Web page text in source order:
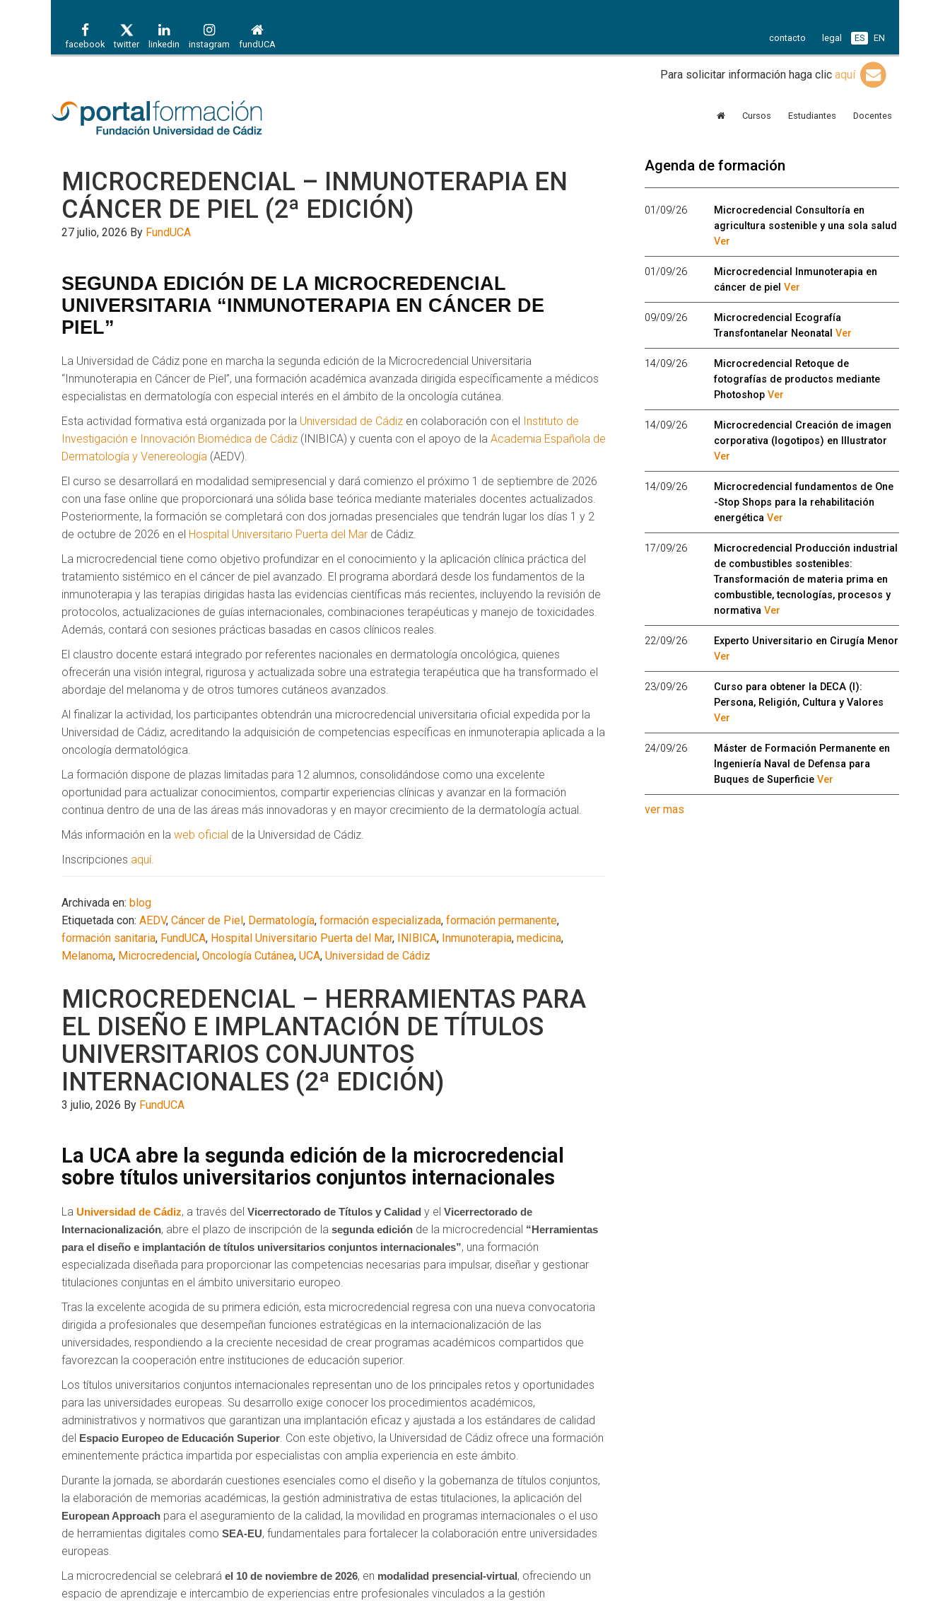
facebook twitter linkedin instagram fundUCA
contacto legal ES EN
Para solicitar información haga clicaquí
Cursos Estudiantes Docentes
MICROCREDENCIAL – INMUNOTERAPIA EN
CÁNCER DE PIEL (2ª EDICIÓN)
27 julio, 2026 By FundUCA
SEGUNDA EDICIÓN DE LA MICROCREDENCIAL
UNIVERSITARIA “INMUNOTERAPIA EN CÁNCER DE
PIEL”
La Universidad de Cádiz pone en marcha la segunda edición de la Microcredencial Universitaria
“Inmunoterapia en Cáncer de Piel”, una formación académica avanzada dirigida específicamente a médicos
especialistas en dermatología con especial interés en el ámbito de la oncología cutánea.
Esta actividad formativa está organizada por la Universidad de Cádiz en colaboración con el Instituto de
Investigación e Innovación Biomédica de Cádiz (INIBICA) y cuenta con el apoyo de la Academia Española de
Dermatología y Venereología (AEDV).
El curso se desarrollará en modalidad semipresencial y dará comienzo el próximo 1 de septiembre de 2026
con una fase online que proporcionará una sólida base teórica mediante materiales docentes actualizados.
Posteriormente, la formación se completará con dos jornadas presenciales que tendrán lugar los días 1 y 2
de octubre de 2026 en el Hospital Universitario Puerta del Mar de Cádiz.
La microcredencial tiene como objetivo profundizar en el conocimiento y la aplicación clínica práctica del
tratamiento sistémico en el cáncer de piel avanzado. El programa abordará desde los fundamentos de la
inmunoterapia y las terapias dirigidas hasta las evidencias científicas más recientes, incluyendo la revisión de
protocolos, actualizaciones de guías internacionales, combinaciones terapéuticas y manejo de toxicidades.
Además, contará con sesiones prácticas basadas en casos clínicos reales.
El claustro docente estará integrado por referentes nacionales en dermatología oncológica, quienes
ofrecerán una visión integral, rigurosa y actualizada sobre una estrategia terapéutica que ha transformado el
abordaje del melanoma y de otros tumores cutáneos avanzados.
Al finalizar la actividad, los participantes obtendrán una microcredencial universitaria oficial expedida por la
Universidad de Cádiz, acreditando la adquisición de competencias específicas en inmunoterapia aplicada a la
oncología dermatológica.
La formación dispone de plazas limitadas para 12 alumnos, consolidándose como una excelente
oportunidad para actualizar conocimientos, compartir experiencias clínicas y avanzar en la formación
continua dentro de una de las áreas más innovadoras y en mayor crecimiento de la dermatología actual.
Más información en la web oficial de la Universidad de Cádiz.
Inscripciones aquí.
Archivada en: blog
Etiquetada con: AEDV, Cáncer de Piel, Dermatología, formación especializada, formación permanente,
formación sanitaria, FundUCA, Hospital Universitario Puerta del Mar, INIBICA, Inmunoterapia, medicina,
Melanoma, Microcredencial, Oncología Cutánea, UCA, Universidad de Cádiz
MICROCREDENCIAL – HERRAMIENTAS PARA
EL DISEÑO E IMPLANTACIÓN DE TÍTULOS
UNIVERSITARIOS CONJUNTOS
INTERNACIONALES (2ª EDICIÓN)
3 julio, 2026 By FundUCA
La UCA abre la segunda edición de la microcredencial
sobre títulos universitarios conjuntos internacionales
La Universidad de Cádiz, a través del Vicerrectorado de Títulos y Calidad y el Vicerrectorado de
Internacionalización, abre el plazo de inscripción de la segunda edición de la microcredencial “Herramientas
para el diseño e implantación de títulos universitarios conjuntos internacionales”, una formación
especializada diseñada para proporcionar las competencias necesarias para impulsar, diseñar y gestionar
titulaciones conjuntas en el ámbito universitario europeo.
Tras la excelente acogida de su primera edición, esta microcredencial regresa con una nueva convocatoria
dirigida a profesionales que desempeñan funciones estratégicas en la internacionalización de las
universidades, respondiendo a la creciente necesidad de crear programas académicos compartidos que
favorezcan la cooperación entre instituciones de educación superior.
Los títulos universitarios conjuntos internacionales representan uno de los principales retos y oportunidades
para las universidades europeas. Su desarrollo exige conocer los procedimientos académicos,
administrativos y normativos que garantizan una implantación eficaz y ajustada a los estándares de calidad
del Espacio Europeo de Educación Superior . Con este objetivo, la Universidad de Cádiz ofrece una formación
eminentemente práctica impartida por especialistas con amplia experiencia en este ámbito.
Durante la jornada, se abordarán cuestiones esenciales como el diseño y la gobernanza de títulos conjuntos,
la elaboración de memorias académicas, la gestión administrativa de estas titulaciones, la aplicación del
European Approach para el aseguramiento de la calidad, la movilidad en programas internacionales o el uso
de herramientas digitales como SEA-EU, fundamentales para fortalecer la colaboración entre universidades
europeas.
La microcredencial se celebrará el 10 de noviembre de 2026, en modalidad presencial-virtual, ofreciendo un
espacio de aprendizaje e intercambio de experiencias entre profesionales vinculados a la gestión
Agenda de formación
01/09/26
Microcredencial Consultoría en
agricultura sostenible y una sola salud
Ver
01/09/26
Microcredencial Inmunoterapia en
cáncer de piel Ver
09/09/26
Microcredencial Ecografía
Transfontanelar Neonatal Ver
14/09/26
Microcredencial Retoque de
fotografías de productos mediante
Photoshop Ver
14/09/26
Microcredencial Creación de imagen
corporativa (logotipos) en Illustrator
Ver
14/09/26
Microcredencial fundamentos de One
-Stop Shops para la rehabilitación
energética Ver
17/09/26
Microcredencial Producción industrial
de combustibles sostenibles:
Transformación de materia prima en
combustible, tecnologías, procesos y
normativa Ver
22/09/26
Experto Universitario en Cirugía Menor
Ver
23/09/26
Curso para obtener la DECA (I):
Persona, Religión, Cultura y Valores
Ver
24/09/26
Máster de Formación Permanente en
Ingeniería Naval de Defensa para
Buques de Superficie Ver
ver mas